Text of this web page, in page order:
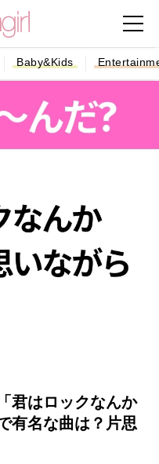
Baby&Kids
君はロックなんか
有名な曲は？片思